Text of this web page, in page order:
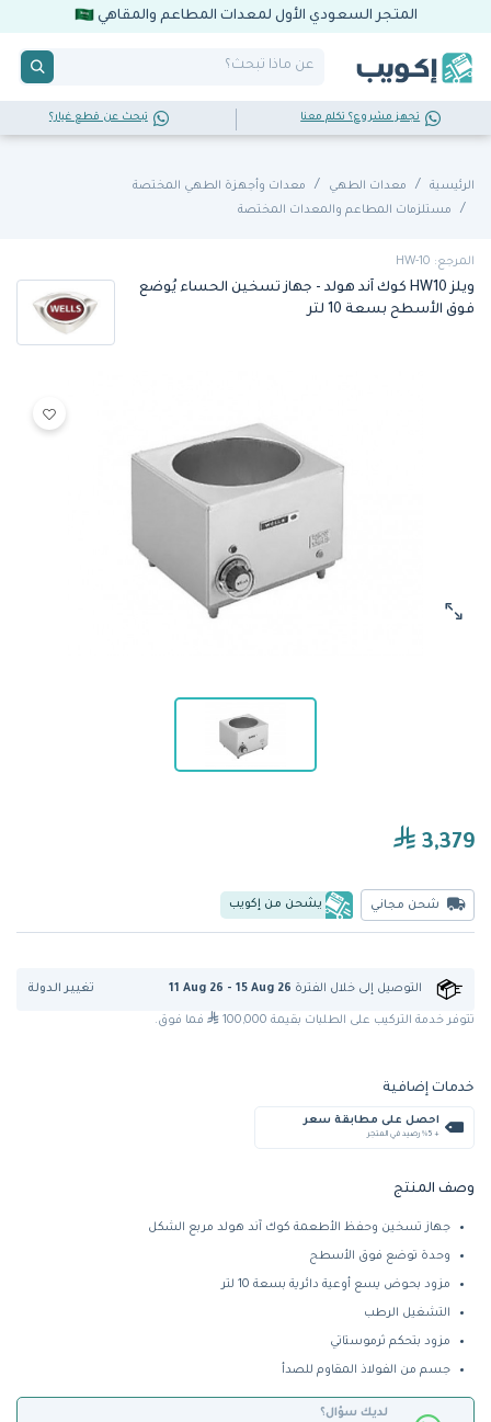
المتجر السعودي الأول لمعدات المطاعم والمقاهي
تجهز مشروع؟ تكلم معنا تبحث عن قطع غيار؟
الرئيسية معدات الطهي
معدات وأجهزة الطهي المختصة
مستلزمات المطاعم والمعدات المختصة
المرجع: HW-10
ويلز HW10 كوك آند هولد - جهاز تسخين الحساء يُوضع
فوق الأسطح بسعة 10 لتر
3,379
شحن مجاني يشحن من إكويب
التوصيل إلى خلال الفترة 11 Aug 26 - 15 Aug 26 تغيير الدولة
تتوفر خدمة التركيب على الطلبات بقيمة 100,000 فما فوق.
خدمات إضافية
احصل على مطابقة سعر
+ %5 رصيد في المتجر
وصف المنتج
جهاز تسخين وحفظ الأطعمة كوك آند هولد مربع الشكل
وحدة توضع فوق الأسطح
مزود بحوض يسع أوعية دائرية بسعة 10 لتر
التشغيل الرطب
مزود بتحكم ثرموستاتي
جسم من الفولاذ المقاوم للصدأ
لديك سؤال؟